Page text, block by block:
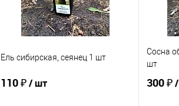
Ель сибирская, сеянец 1 шт
110 ₽/ шт
Сосна
шт
300 ₽